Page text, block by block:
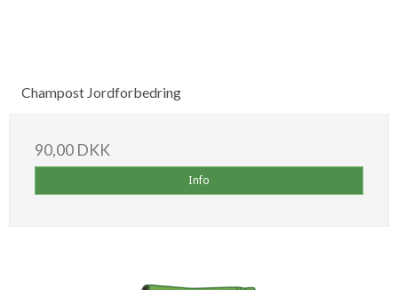
Champost Jordforbedring
90,00 DKK
Info